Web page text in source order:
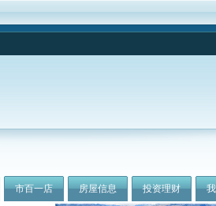
市百一店 房屋信息 投资理财